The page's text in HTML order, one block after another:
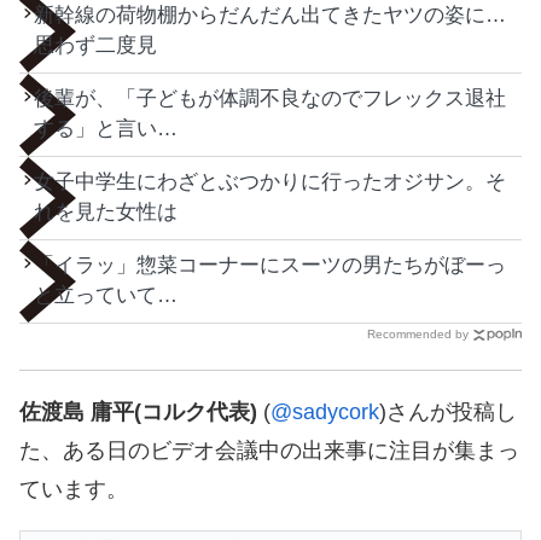
新幹線の荷物棚からだんだん出てきたヤツの姿に…
思わず二度見
後輩が、「子どもが体調不良なのでフレックス退社
する」と言い…
女子中学生にわざとぶつかりに行ったオジサン。そ
れを見た女性は
「イラッ」惣菜コーナーにスーツの男たちがぼーっ
と立っていて…
Recommended by
佐渡島 庸平(コルク代表) (@sadycork)さんが投稿し
た、ある日のビデオ会議中の出来事に注目が集まっ
ています。